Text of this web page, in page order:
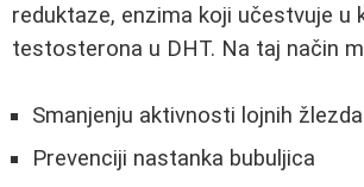
reduktaze, enzima koji učestvuje u
testosterona u DHT. Na taj način
Smanjenju aktivnosti lojnih žlezda
Prevenciji nastanka bubuljica